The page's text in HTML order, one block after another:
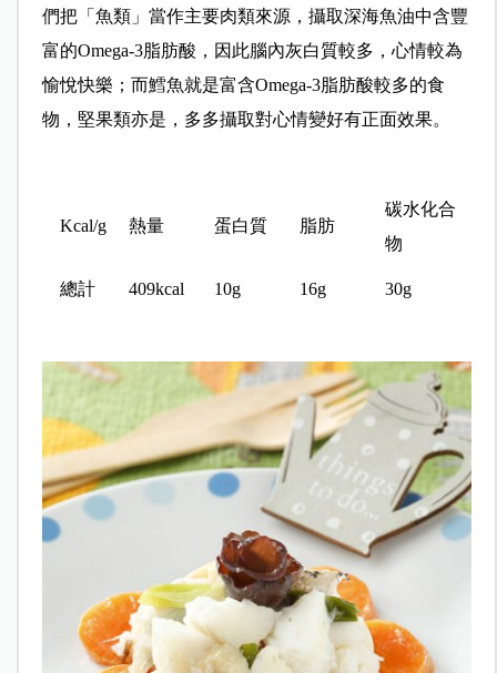
們把「魚類」當作主要肉類來源，攝取深海魚油中含豐
富的Omega-3脂肪酸，因此腦內灰白質較多，心情較為
愉悅快樂；而鱈魚就是富含Omega-3脂肪酸較多的食
物，堅果類亦是，多多攝取對心情變好有正面效果。
Kcal/g 熱量 蛋白質 脂肪
碳水化合
物
總計 409kcal 10g 16g 30g